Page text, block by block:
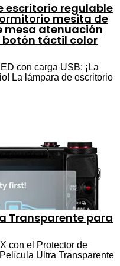
escritorio regulable
mesita de
mesa atenuación
botón táctil color
con carga USB: ¡La
La lámpara de escritorio
Transparente para
con el Protector de
Ultra Transparente